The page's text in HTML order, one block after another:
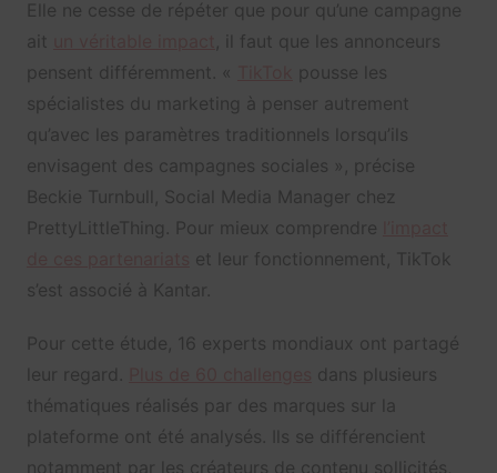
Elle ne cesse de répéter que pour qu’une campagne
ait
, il faut que les annonceurs
pensent différemment. «
pousse les
spécialistes du marketing à penser autrement
qu’avec les paramètres traditionnels lorsqu’ils
envisagent des campagnes sociales », précise
Beckie Turnbull, Social Media Manager chez
PrettyLittleThing. Pour mieux comprendre
et leur fonctionnement, TikTok
s’est associé à Kantar.
Pour cette étude, 16 experts mondiaux ont partagé
leur regard.
dans plusieurs
thématiques réalisés par des marques sur la
plateforme ont été analysés. Ils se différencient
notamment par les créateurs de contenu sollicités,